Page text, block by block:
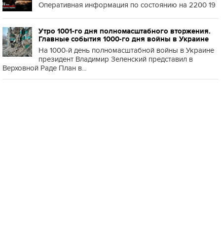
Оперативная информация по состоянию на 2200 19
Утро 1001-го дня полномасштабного вторжения.
Главные события 1000-го дня войны в Украине
На 1000-й день полномасштабной войны в Украине
президент Владимир Зеленский представил в
Верховной Раде План в...